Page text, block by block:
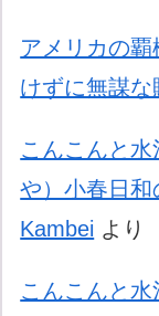
アメリカの
けずに無謀な
こんこんと
や）小春日
Kambei より
こんこんと